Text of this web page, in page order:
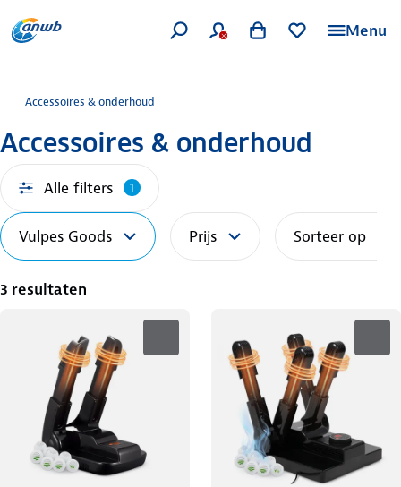
Menu
Accessoires & onderhoud
Accessoires & onderhoud
Alle filters 1
Vulpes Goods Prijs Sorteer op
3 resultaten